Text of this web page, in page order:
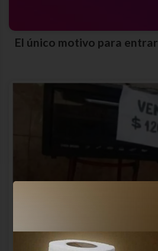
El único motivo para entrar